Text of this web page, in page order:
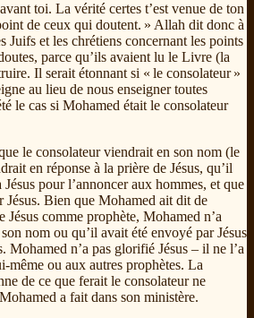
toi. La vérité certes t’est venue de ton
de ceux qui doutent. » Allah dit donc à
Juifs et les chrétiens concernant les points
parce qu’ils avaient lu le Livre (la
Il serait étonnant si « le consolateur »
au lieu de nous enseigner toutes
le cas si Mohamed était le consolateur
le consolateur viendrait en son nom (le
en réponse à la prière de Jésus, qu’il
pour l’annoncer aux hommes, et que
Jésus. Bien que Mohamed ait dit de
Jésus comme prophète, Mohamed n’a
nom ou qu’il avait été envoyé par Jésus
Mohamed n’a pas glorifié Jésus – il ne l’a
même ou aux autres prophètes. La
de ce que ferait le consolateur ne
a fait dans son ministère.